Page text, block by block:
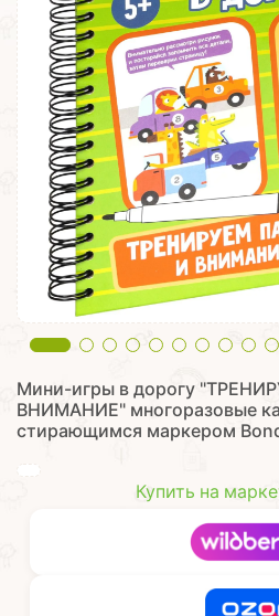
Мини-игры в дорогу
ВНИМАНИЕ" многоразовые
стирающимся маркером
Купить на